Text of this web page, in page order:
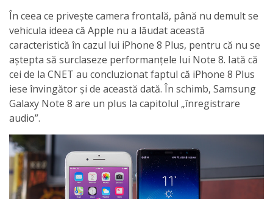
În ceea ce privește camera frontală, până nu demult se
vehicula ideea că Apple nu a lăudat această
caracteristică în cazul lui iPhone 8 Plus, pentru că nu se
aștepta să surclaseze performanțele lui Note 8. Iată că
cei de la CNET au concluzionat faptul că iPhone 8 Plus
iese învingător și de această dată. În schimb, Samsung
Galaxy Note 8 are un plus la capitolul „înregistrare
audio”.